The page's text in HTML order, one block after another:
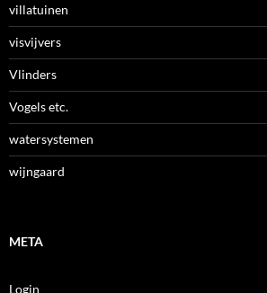
villatuinen
visvijvers
Vlinders
Vogels etc.
watersystemen
wijngaard
META
Login